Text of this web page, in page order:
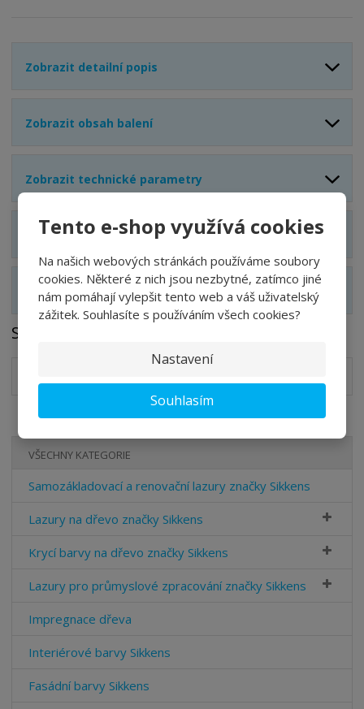
Tento e-shop využívá cookies
Na našich webových stránkách používáme soubory
cookies. Některé z nich jsou nezbytné, zatímco jiné
nám pomáhají vylepšit tento web a váš uživatelský
zážitek. Souhlasíte s používáním všech cookies?
Nastavení
Souhlasím
Zobrazit detailní popis
Zobrazit obsah balení
Zobrazit technické parametry
Zobrazit hodnocení produktu
Zobrazit související produkty
Soubory ke stažení
VŠECHNY KATEGORIE
Samozákladovací a renovační lazury značky Sikkens
Lazury na dřevo značky Sikkens
Krycí barvy na dřevo značky Sikkens
Lazury pro průmyslové zpracování značky Sikkens
Impregnace dřeva
Interiérové barvy Sikkens
Fasádní barvy Sikkens